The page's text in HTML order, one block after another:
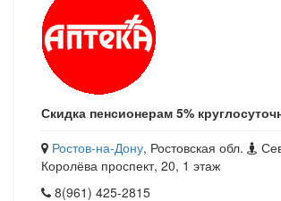
Скидка пенсионерам 5%
Ростов-на-Дону, Ростовская обл.
Королёва проспект, 20, 1 этаж
8(961) 425-2815